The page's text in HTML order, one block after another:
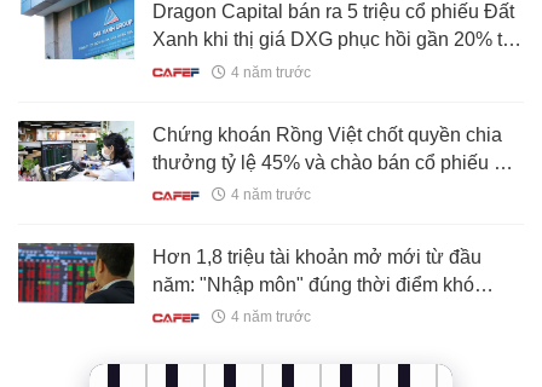
Dragon Capital bán ra 5 triệu cổ phiếu Đất
Xanh khi thị giá DXG phục hồi gần 20% từ
vùng đáy 1 năm
4 năm trước
Chứng khoán Rồng Việt chốt quyền chia
thưởng tỷ lệ 45% và chào bán cổ phiếu giá
10.000 đồng/cp
4 năm trước
Hơn 1,8 triệu tài khoản mở mới từ đầu
năm: "Nhập môn" đúng thời điểm khó
khăn, nhà đầu tư có "chán" chứng khoán?
4 năm trước